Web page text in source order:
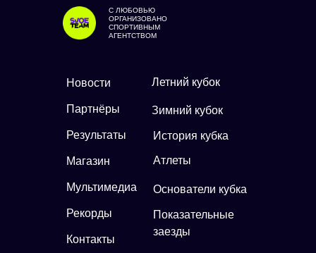
С ЛЮБОВЬЮ
ОРГАНИЗОВАНО
СПОРТИВНЫМ
АГЕНТСТВОМ
Новости
Партнёры
Результаты
Магазин
Мультимедиа
Рекорды
Контакты
Летний кубок
Зимний кубок
История кубка
Атлеты
Основатели кубка
Показательные
заезды